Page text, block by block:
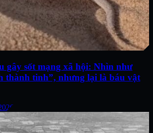
gây sốt mạng xã hội: Nhìn như
thành tinh”, nhưng lại là báu vật